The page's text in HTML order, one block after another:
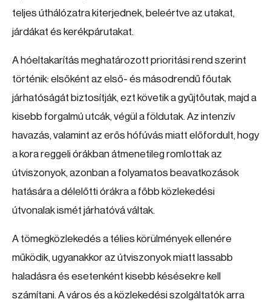
teljes úthálózatra kiterjednek, beleértve az utakat,
járdákat és kerékpárutakat.
A hóeltakarítás meghatározott prioritási rend szerint
történik: elsőként az első- és másodrendű főutak
járhatóságát biztosítják, ezt követik a gyűjtőutak, majd a
kisebb forgalmú utcák, végül a földutak. Az intenzív
havazás, valamint az erős hófúvás miatt előfordult, hogy
a kora reggeli órákban átmenetileg romlottak az
útviszonyok, azonban a folyamatos beavatkozások
hatására a délelőtti órákra a főbb közlekedési
útvonalak ismét járhatóvá váltak.
A tömegközlekedés a télies körülmények ellenére
működik, ugyanakkor az útviszonyok miatt lassabb
haladásra és esetenként kisebb késésekre kell
számítani. A város és a közlekedési szolgáltatók arra